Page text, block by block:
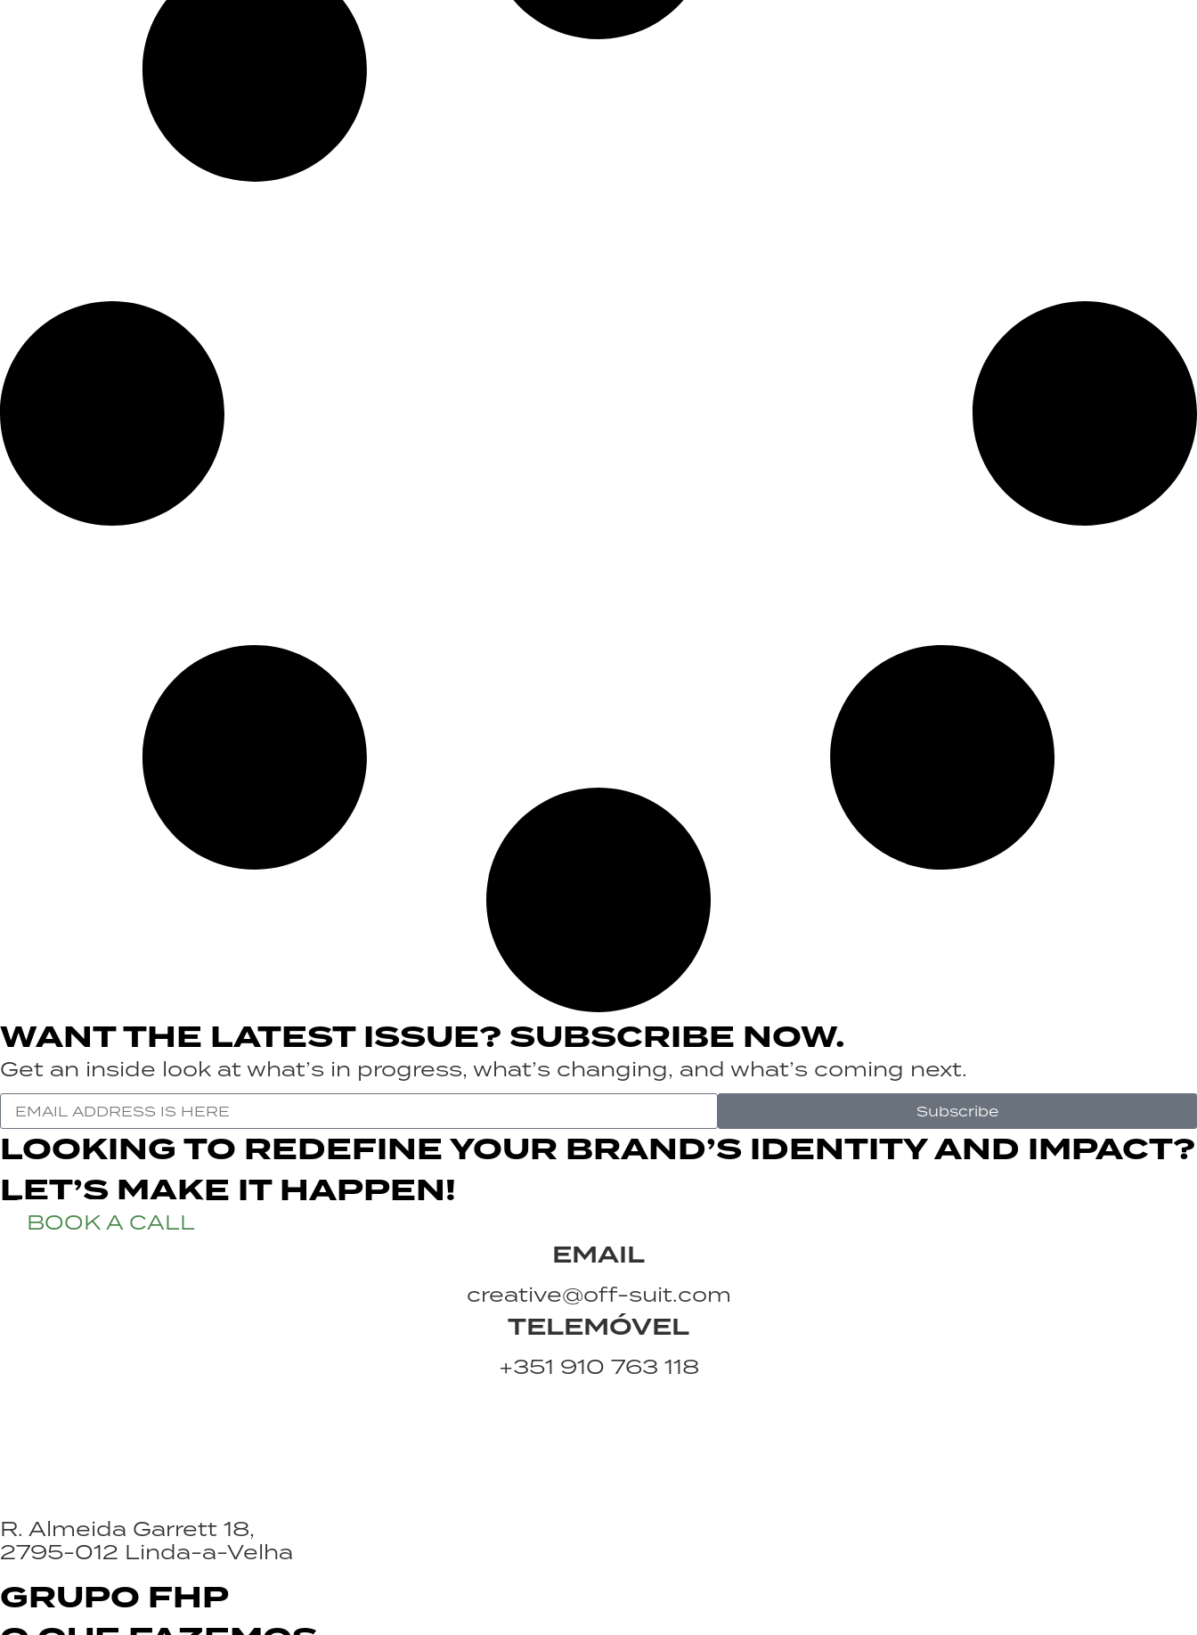
WANT THE LATEST ISSUE? SUBSCRIBE NOW.
Get an inside look at what’s in progress, what’s changing, and what’s coming next.
Subscribe
LOOKING TO REDEFINE YOUR BRAND’S IDENTITY AND IMPACT?
LET’S MAKE IT HAPPEN!
BOOK A CALL
EMAIL
creative@off-suit.com
TELEMÓVEL
+351 910 763 118
R. Almeida Garrett 18,
2795-012 Linda-a-Velha
GRUPO FHP